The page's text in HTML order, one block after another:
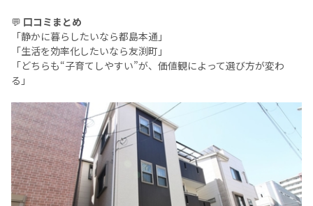
💬 口コミまとめ
「静かに暮らしたいなら都島本通」
「生活を効率化したいなら友渕町」
「どちらも“子育てしやすい”が、価値観によって選び方が変わ
る」